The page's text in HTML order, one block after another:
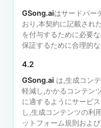
GSong.aiはサードパー
おり,本契約に記載され
を付与するために必要
保証するために合理的な
4.2
GSong.ai は,生成コン
軽減し,かかるコンテン
に適するようにサービ
し,生成コンテンツの利
ットフォーム規則およ